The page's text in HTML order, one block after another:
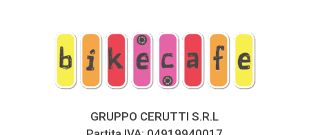
GRUPPO CERUTTI S.R.L